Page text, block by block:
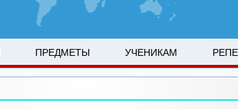
ПРЕДМЕТЫ УЧЕНИКАМ